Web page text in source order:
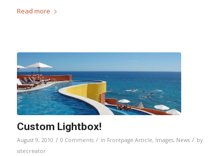
Read more
Custom Lightbox!
August 9, 2010 / 0 Comments / in Frontpage Article, Images, News / by
sitecreator